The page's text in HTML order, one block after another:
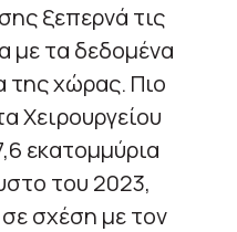
ξεπερνά τις
με τα δεδομένα
της χώρας. Πιο
Χειρουργείου
εκατομμύρια
του 2023,
σχέση με τον